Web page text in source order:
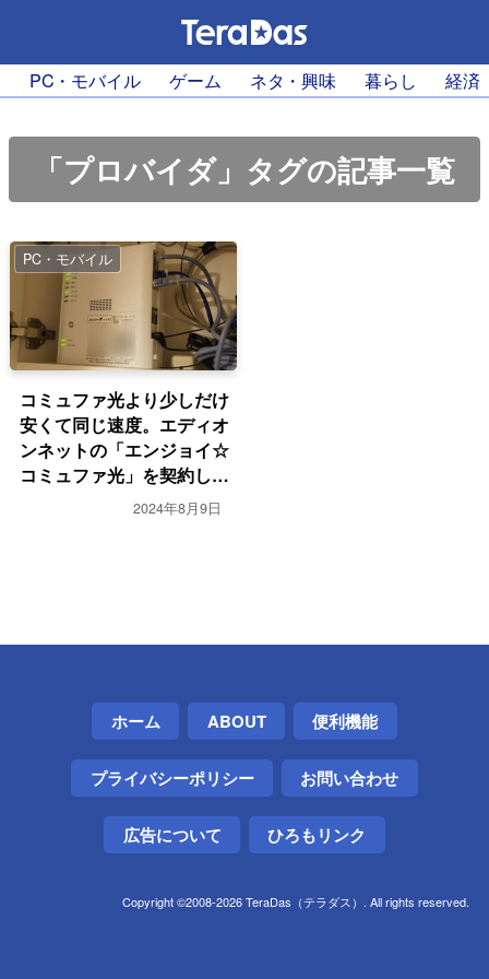
PC・モバイル ゲーム ネタ・興味 暮らし 経済
「プロバイダ」タグの記事一覧
PC・モバイル
コミュファ光より少しだけ
安くて同じ速度。エディオ
ンネットの「エンジョイ☆
コミュファ光」を契約して
2024年8月9日
ホーム ABOUT 便利機能
プライバシーポリシー お問い合わせ
広告について ひろもリンク
Copyright ©2008-2026 TeraDas（テラダス）. All rights reserved.